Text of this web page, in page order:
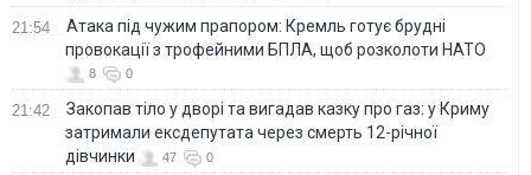
21:54
Атака під чужим прапором: Кремль готує брудні
провокації з трофейними БПЛА, щоб розколоти НАТО
8 0
21:42
Закопав тіло у дворі та вигадав казку про газ: у Криму
затримали ексдепутата через смерть 12-річної
дівчинки
47 0